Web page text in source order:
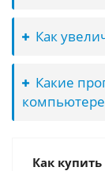
Как
Какие
Как купить